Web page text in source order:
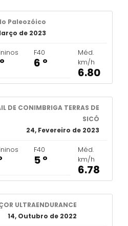
Paleozóico
de 2023
F40
6 º
Méd.
km/h
6.80
DE CONIMBRIGA TERRAS DE
SICÓ
24, Fevereiro de 2023
F40
5 º
Méd.
km/h
6.78
ULTRAENDURANCE
14, Outubro de 2022